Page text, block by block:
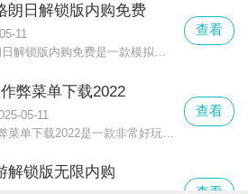
朗日解锁版内购免费
11
无尽的拉格朗日解锁版内购免费是一款模拟宇宙太空战争的游戏，在该版本中，所有的游戏内购项目都被解锁了，玩家可以自由购买各种游戏中的道具。
查看
弊菜单下载2022
05-11
崩坏3内置作弊菜单下载2022是一款非常好玩并且十分精彩的对战二次元动作游戏，在这款崩坏3内置作弊菜单下载2022中有着而更加真实刺激的较量不断的开启
查看
解锁版无限内购